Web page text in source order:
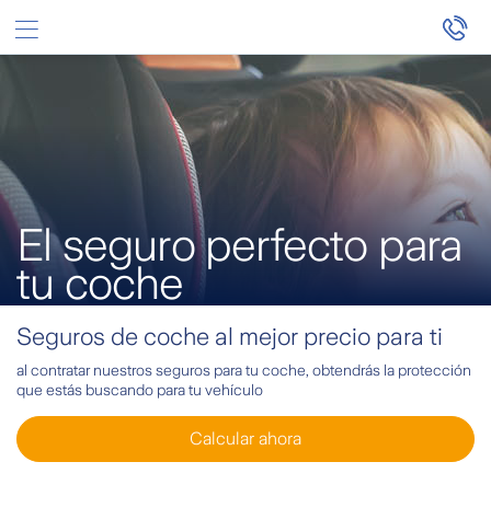
Saltar al contenido principal
El seguro perfecto para
tu coche
Seguros de coche al mejor precio para ti
al contratar nuestros seguros para tu coche, obtendrás la protección
que estás buscando para tu vehículo
Calcular ahora